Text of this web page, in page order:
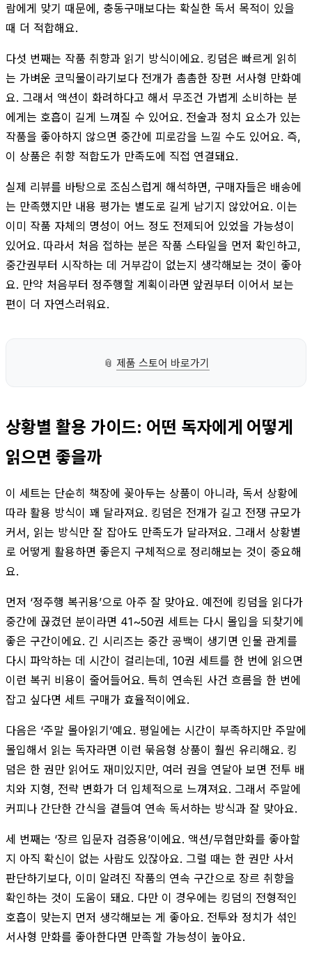
람에게 맞기 때문에, 충동구매보다는 확실한 독서 목적이 있을
때 더 적합해요.
다섯 번째는 작품 취향과 읽기 방식이에요. 킹덤은 빠르게 읽히
는 가벼운 코믹물이라기보다 전개가 촘촘한 장편 서사형 만화예
요. 그래서 액션이 화려하다고 해서 무조건 가볍게 소비하는 분
에게는 호흡이 길게 느껴질 수 있어요. 전술과 정치 요소가 있는
작품을 좋아하지 않으면 중간에 피로감을 느낄 수도 있어요. 즉,
이 상품은 취향 적합도가 만족도에 직접 연결돼요.
실제 리뷰를 바탕으로 조심스럽게 해석하면, 구매자들은 배송에
는 만족했지만 내용 평가는 별도로 길게 남기지 않았어요. 이는
이미 작품 자체의 명성이 어느 정도 전제되어 있었을 가능성이
있어요. 따라서 처음 접하는 분은 작품 스타일을 먼저 확인하고,
중간권부터 시작하는 데 거부감이 없는지 생각해보는 것이 좋아
요. 만약 처음부터 정주행할 계획이라면 앞권부터 이어서 보는
편이 더 자연스러워요.
📎 제품 스토어 바로가기
상황별 활용 가이드: 어떤 독자에게 어떻게
읽으면 좋을까
이 세트는 단순히 책장에 꽂아두는 상품이 아니라, 독서 상황에
따라 활용 방식이 꽤 달라져요. 킹덤은 전개가 길고 전쟁 규모가
커서, 읽는 방식만 잘 잡아도 만족도가 달라져요. 그래서 상황별
로 어떻게 활용하면 좋은지 구체적으로 정리해보는 것이 중요해
요.
먼저 ‘정주행 복귀용’으로 아주 잘 맞아요. 예전에 킹덤을 읽다가
중간에 끊겼던 분이라면 41~50권 세트는 다시 몰입을 되찾기에
좋은 구간이에요. 긴 시리즈는 중간 공백이 생기면 인물 관계를
다시 파악하는 데 시간이 걸리는데, 10권 세트를 한 번에 읽으면
이런 복귀 비용이 줄어들어요. 특히 연속된 사건 흐름을 한 번에
잡고 싶다면 세트 구매가 효율적이에요.
다음은 ‘주말 몰아읽기’예요. 평일에는 시간이 부족하지만 주말에
몰입해서 읽는 독자라면 이런 묶음형 상품이 훨씬 유리해요. 킹
덤은 한 권만 읽어도 재미있지만, 여러 권을 연달아 보면 전투 배
치와 지형, 전략 변화가 더 입체적으로 느껴져요. 그래서 주말에
커피나 간단한 간식을 곁들여 연속 독서하는 방식과 잘 맞아요.
세 번째는 ‘장르 입문자 검증용’이에요. 액션/무협만화를 좋아할
지 아직 확신이 없는 사람도 있잖아요. 그럴 때는 한 권만 사서
판단하기보다, 이미 알려진 작품의 연속 구간으로 장르 취향을
확인하는 것이 도움이 돼요. 다만 이 경우에는 킹덤의 전형적인
호흡이 맞는지 먼저 생각해보는 게 좋아요. 전투와 정치가 섞인
서사형 만화를 좋아한다면 만족할 가능성이 높아요.